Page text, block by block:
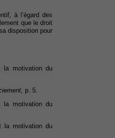
à l’égard des
que le droit
disposition pour
la motivation du
p. 5.
la motivation du
la motivation du